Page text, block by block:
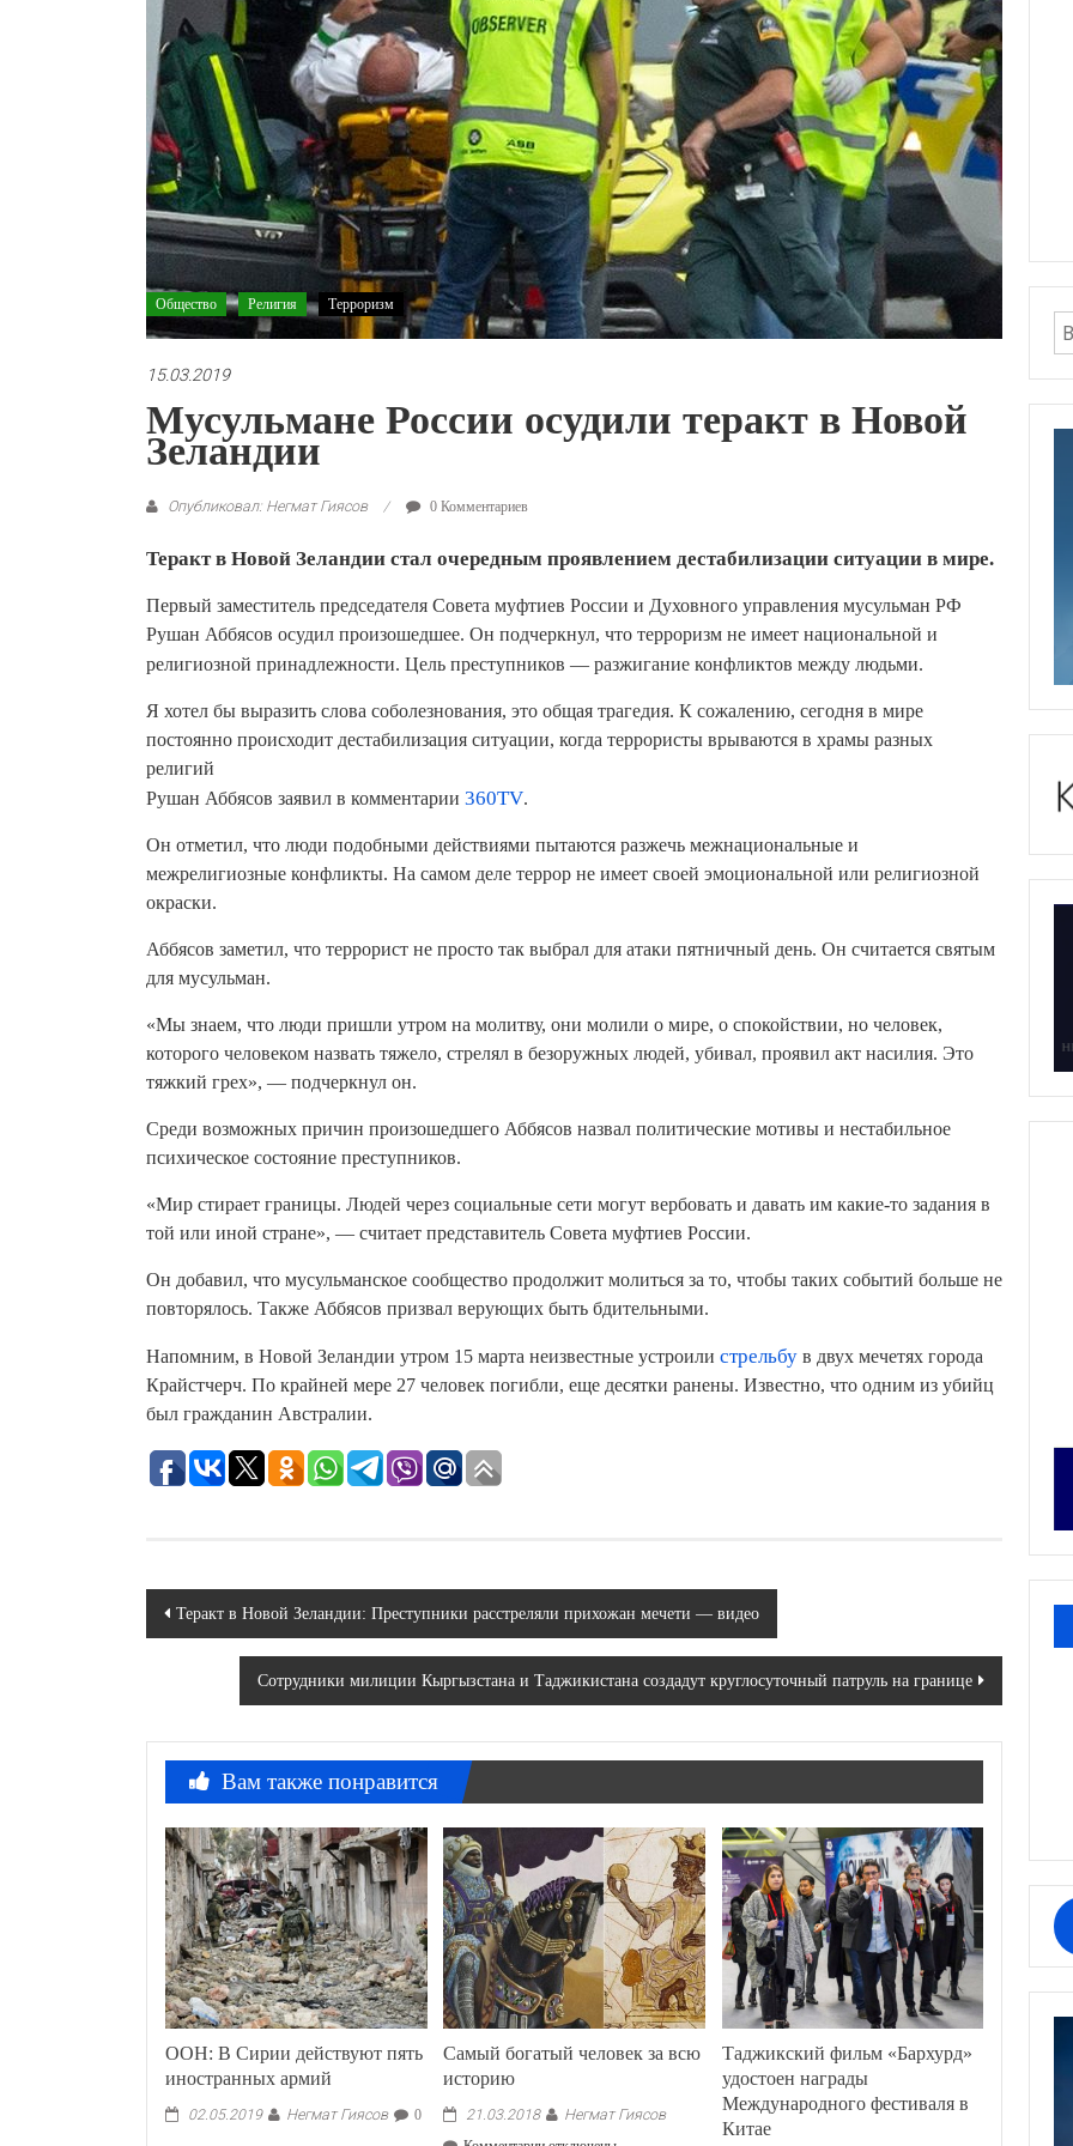
Общество Религия Терроризм
15.03.2019
Мусульмане России осудили теракт в Новой
Зеландии
Опубликовал: Негмат Гиясов 0 Комментариев
Теракт в Новой Зеландии стал очередным проявлением дестабилизации ситуации в мире.
Первый заместитель председателя Совета муфтиев России и Духовного управления мусульман РФ
Рушан Аббясов осудил произошедшее. Он подчеркнул, что терроризм не имеет национальной и
религиозной принадлежности. Цель преступников — разжигание конфликтов между людьми.
Я хотел бы выразить слова соболезнования, это общая трагедия. К сожалению, сегодня в мире
постоянно происходит дестабилизация ситуации, когда террористы врываются в храмы разных
религий
Рушан Аббясов заявил в комментарии 360TV.
Он отметил, что люди подобными действиями пытаются разжечь межнациональные и
межрелигиозные конфликты. На самом деле террор не имеет своей эмоциональной или религиозной
окраски.
Аббясов заметил, что террорист не просто так выбрал для атаки пятничный день. Он считается святым
для мусульман.
«Мы знаем, что люди пришли утром на молитву, они молили о мире, о спокойствии, но человек,
которого человеком назвать тяжело, стрелял в безоружных людей, убивал, проявил акт насилия. Это
тяжкий грех», — подчеркнул он.
Среди возможных причин произошедшего Аббясов назвал политические мотивы и нестабильное
психическое состояние преступников.
«Мир стирает границы. Людей через социальные сети могут вербовать и давать им какие-то задания в
той или иной стране», — считает представитель Совета муфтиев России.
Он добавил, что мусульманское сообщество продолжит молиться за то, чтобы таких событий больше не
повторялось. Также Аббясов призвал верующих быть бдительными.
Напомним, в Новой Зеландии утром 15 марта неизвестные устроили стрельбу в двух мечетях города
Крайстчерч. По крайней мере 27 человек погибли, еще десятки ранены. Известно, что одним из убийц
был гражданин Австралии.
Навигация
записям
Теракт в Новой Зеландии: Преступники расстреляли прихожан мечети — видео
Сотрудники милиции Кыргызстана и Таджикистана создадут круглосуточный патруль на границе
Вам также понравится
ООН: В Сирии действуют пять
иностранных армий
02.05.2019 Негмат Гиясов 0
Самый богатый человек за всю
историю
21.03.2018 Негмат Гиясов
Таджикский фильм «Бархурд»
удостоен награды
Международного фестиваля в
Китае